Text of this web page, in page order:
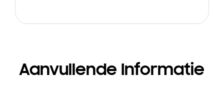
Aanvullende Informatie